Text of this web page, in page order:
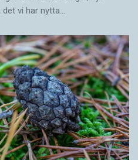
det vi har nytta…